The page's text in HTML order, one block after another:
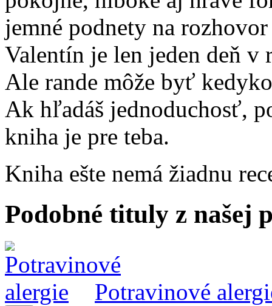
jemné podnety na
Valentín je len jeden deň v
Ale rande môže byť
Ak hľadáš jednoduchosť,
kniha je pre teba.
Kniha ešte nemá žiadnu
Podobné tituly z našej
Potravinové